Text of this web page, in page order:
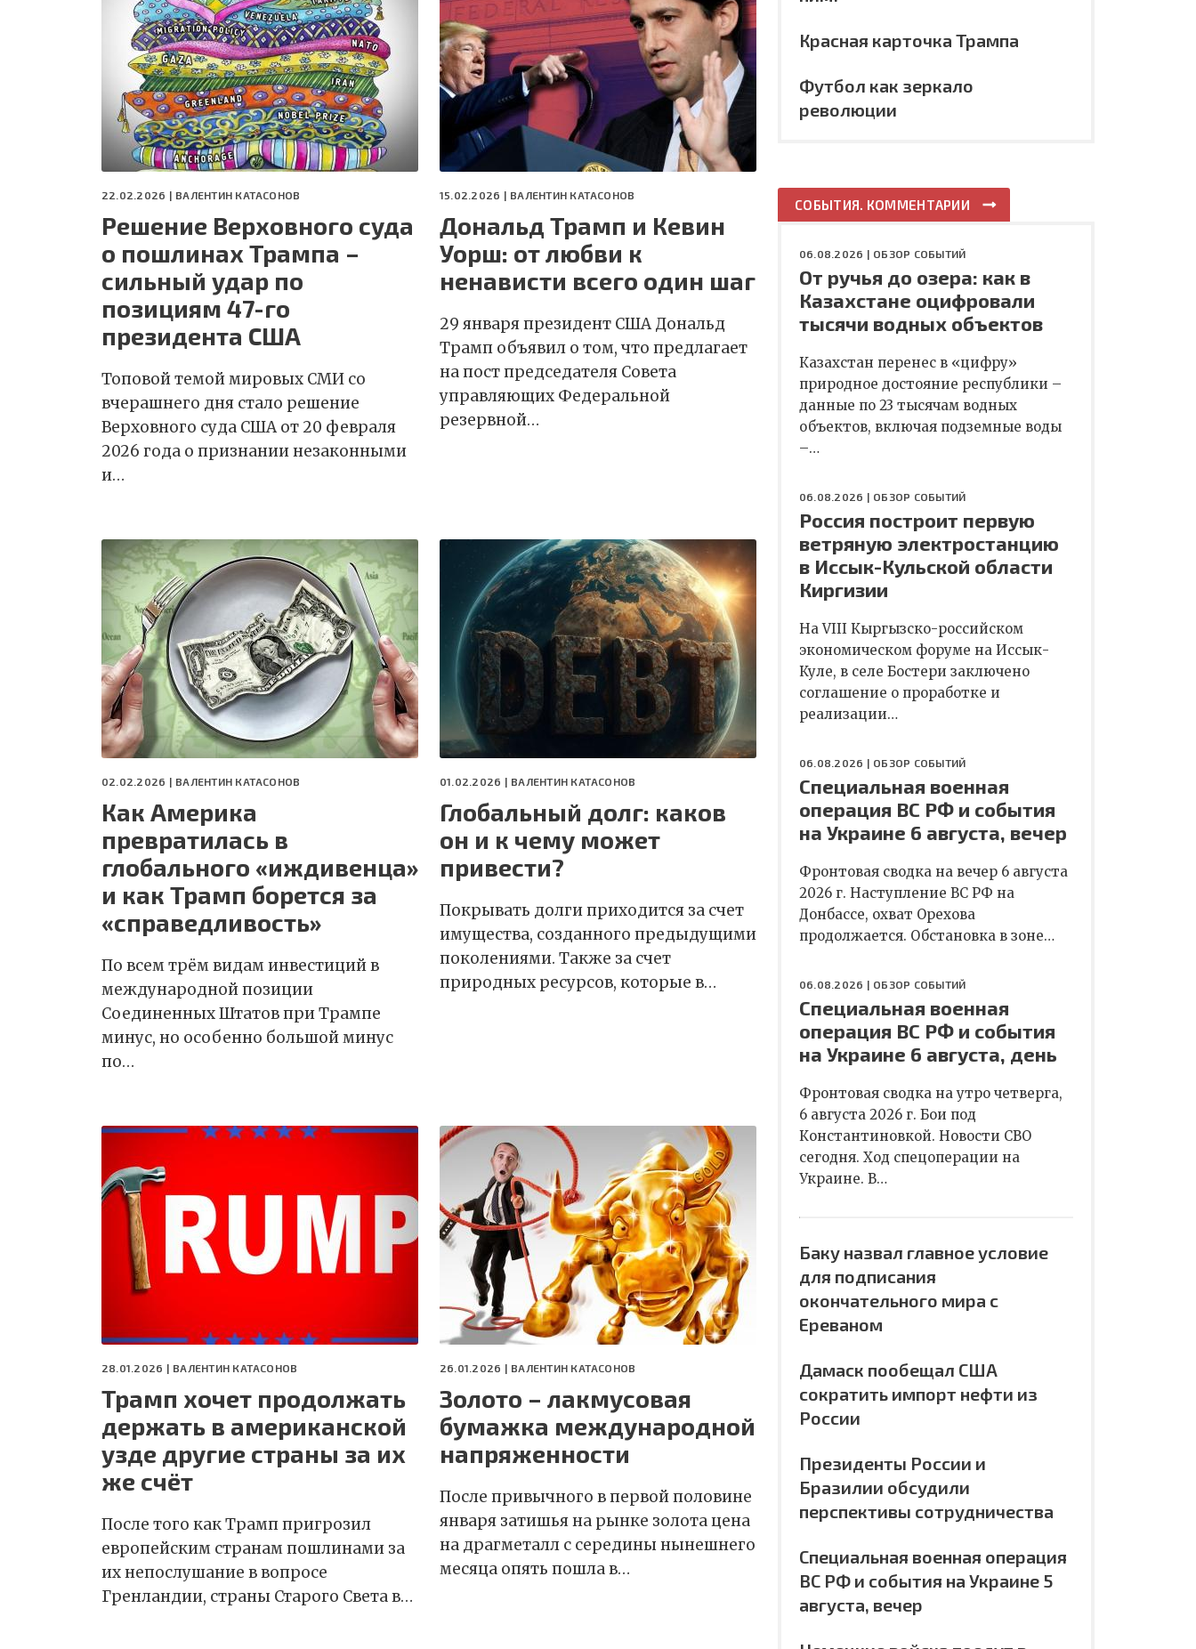
22.02.2026 | ВАЛЕНТИН КАТАСОНОВ
Решение Верховного суда
о пошлинах Трампа –
сильный удар по
позициям 47-го
президента США
Топовой темой мировых СМИ со
вчерашнего дня стало решение
Верховного суда США от 20 февраля
2026 года о признании незаконными
и…
15.02.2026 | ВАЛЕНТИН КАТАСОНОВ
Дональд Трамп и Кевин
Уорш: от любви к
ненависти всего один шаг
29 января президент США Дональд
Трамп объявил о том, что предлагает
на пост председателя Совета
управляющих Федеральной
резервной…
02.02.2026 | ВАЛЕНТИН КАТАСОНОВ
Как Америка
превратилась в
глобального «иждивенца»
и как Трамп борется за
«справедливость»
По всем трём видам инвестиций в
международной позиции
Соединенных Штатов при Трампе
минус, но особенно большой минус
по…
01.02.2026 | ВАЛЕНТИН КАТАСОНОВ
Глобальный долг: каков
он и к чему может
привести?
Покрывать долги приходится за счет
имущества, созданного предыдущими
поколениями. Также за счет
природных ресурсов, которые в…
28.01.2026 | ВАЛЕНТИН КАТАСОНОВ
Трамп хочет продолжать
держать в американской
узде другие страны за их
же счёт
После того как Трамп пригрозил
европейским странам пошлинами за
их непослушание в вопросе
Гренландии, страны Старого Света в…
26.01.2026 | ВАЛЕНТИН КАТАСОНОВ
Золото – лакмусовая
бумажка международной
напряженности
После привычного в первой половине
января затишья на рынке золота цена
на драгметалл с середины нынешнего
месяца опять пошла в…
Красная карточка Трампа
Футбол как зеркало
революции
СОБЫТИЯ. КОММЕНТАРИИ
06.08.2026 | ОБЗОР СОБЫТИЙ
От ручья до озера: как в
Казахстане оцифровали
тысячи водных объектов
Казахстан перенес в «цифру»
природное достояние республики –
данные по 23 тысячам водных
объектов, включая подземные воды
–…
06.08.2026 | ОБЗОР СОБЫТИЙ
Россия построит первую
ветряную электростанцию
в Иссык-Кульской области
Киргизии
На VIII Кыргызско-российском
экономическом форуме на Иссык-
Куле, в селе Бостери заключено
соглашение о проработке и
реализации…
06.08.2026 | ОБЗОР СОБЫТИЙ
Специальная военная
операция ВС РФ и события
на Украине 6 августа, вечер
Фронтовая сводка на вечер 6 августа
2026 г. Наступление ВС РФ на
Донбассе, охват Орехова
продолжается. Обстановка в зоне…
06.08.2026 | ОБЗОР СОБЫТИЙ
Специальная военная
операция ВС РФ и события
на Украине 6 августа, день
Фронтовая сводка на утро четверга,
6 августа 2026 г. Бои под
Константиновкой. Новости СВО
сегодня. Ход спецоперации на
Украине. В…
Баку назвал главное условие
для подписания
окончательного мира с
Ереваном
Дамаск пообещал США
сократить импорт нефти из
России
Президенты России и
Бразилии обсудили
перспективы сотрудничества
Специальная военная операция
ВС РФ и события на Украине 5
августа, вечер